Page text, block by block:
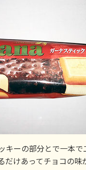
キーの部分とで一本で
けあってチョコの味